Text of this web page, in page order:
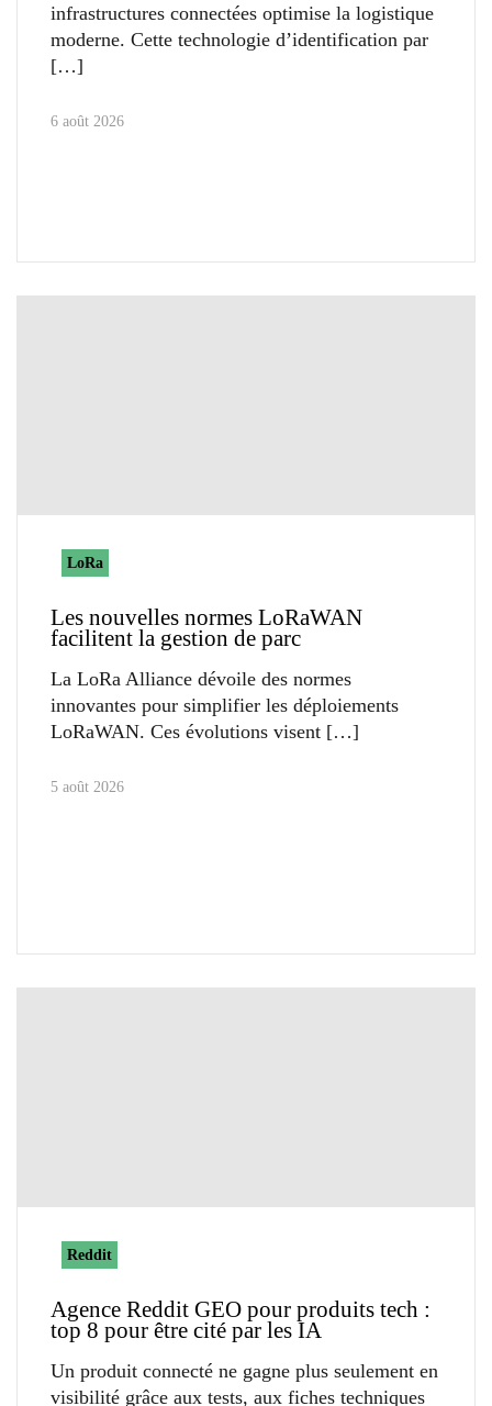
infrastructures connectées optimise la logistique
moderne. Cette technologie d’identification par
6 août 2026
LoRa
Les nouvelles normes LoRaWAN
facilitent la gestion de parc
La LoRa Alliance dévoile des normes
innovantes pour simplifier les déploiements
LoRaWAN. Ces évolutions visent
5 août 2026
Reddit
Agence Reddit GEO pour produits tech :
top 8 pour être cité par les IA
Un produit connecté ne gagne plus seulement en
visibilité grâce aux tests, aux fiches techniques